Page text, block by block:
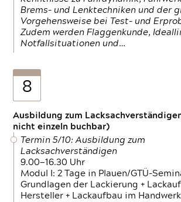
Brems- und Lenktechniken und der
Vorgehensweise bei Test- und
Zudem werden Flaggenkunde,
Notfallsituationen und…
8
Ausbildung zum
nicht einzeln buchbar)
Termin 5/10: Ausbildung zum
Lacksachverständigen
9.00—16.30 Uhr
Modul I: 2 Tage in Plauen/GTÜ-
Grundlagen der Lackierung +
Hersteller + Lackaufbau im